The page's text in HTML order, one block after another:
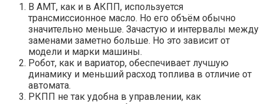
В АМТ, как и в АКПП, используется
трансмиссионное масло. Но его объём обычно
значительно меньше. Зачастую и интервалы между
заменами заметно больше. Но это зависит от
модели и марки машины.
Робот, как и вариатор, обеспечивает лучшую
динамику и меньший расход топлива в отличие от
автомата.
РКПП не так удобна в управлении, как